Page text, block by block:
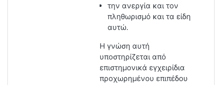
την ανεργία και τον
πληθωρισμό και τα είδη
αυτώ.
Η γνώση αυτή
υποστηρίζεται από
επιστημονικά εγχειρίδια
προχωρημένου επιπέδου